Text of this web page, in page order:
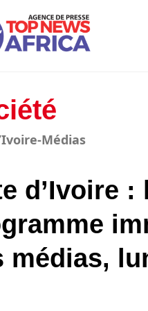
Médias
d’Ivoire :
médias,